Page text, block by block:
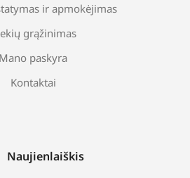
ir apmokėjimas
grąžinimas
Mano paskyra
Kontaktai
Naujienlaiškis